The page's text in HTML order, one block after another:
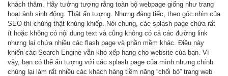
khách thăm. Hãy tưởng tượng rằng toàn bộ webpage giống như trang
hoạt ảnh sinh động. Thật ấn tượng. Nhưng đáng tiếc, theo góc nhìn của
SEO thì chúng thật khủng khiếp. Nói chung, các splash page chứa rất
ít hoặc không có nội dung text và cũng không có cả các đường link
nhưng lại chứa nhiều các flash page và phần mềm khác. Điều này
khiến các Search Engine vẫn khó xếp hạng cho website của bạn. Vì
vậy, bạn có thể ấn tượng với các splash page của mình nhưng chính
chúng lại làm rất nhiều các khách hàng tiềm năng “chối bỏ” trang web